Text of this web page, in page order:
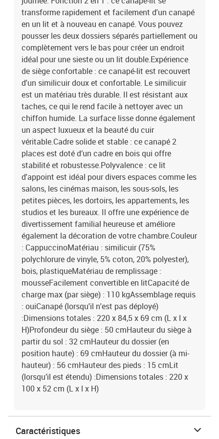
transforme rapidement et facilement d'un canapé
en un lit et à nouveau en canapé. Vous pouvez
pousser les deux dossiers séparés partiellement ou
complètement vers le bas pour créer un endroit
idéal pour une sieste ou un lit double.Expérience
de siège confortable : ce canapé-lit est recouvert
d'un similicuir doux et confortable. Le similicuir
est un matériau très durable. Il est résistant aux
taches, ce qui le rend facile à nettoyer avec un
chiffon humide. La surface lisse donne également
un aspect luxueux et la beauté du cuir
véritable.Cadre solide et stable : ce canapé 2
places est doté d’un cadre en bois qui offre
stabilité et robustesse.Polyvalence : ce lit
d'appoint est idéal pour divers espaces comme les
salons, les cinémas maison, les sous-sols, les
petites pièces, les dortoirs, les appartements, les
studios et les bureaux. Il offre une expérience de
divertissement familial heureuse et améliore
également la décoration de votre chambre.Couleur
: CappuccinoMatériau : similicuir (75%
polychlorure de vinyle, 5% coton, 20% polyester),
bois, plastiqueMatériau de remplissage :
mousseFacilement convertible en litCapacité de
charge max (par siège) : 110 kgAssemblage requis
: ouiCanapé (lorsqu'il n'est pas déployé)
:Dimensions totales : 220 x 84,5 x 69 cm (L x l x
H)Profondeur du siège : 50 cmHauteur du siège à
partir du sol : 32 cmHauteur du dossier (en
position haute) : 69 cmHauteur du dossier (à mi-
hauteur) : 56 cmHauteur des pieds : 15 cmLit
(lorsqu’il est étendu) :Dimensions totales : 220 x
100 x 52 cm (L x l x H)
Caractéristiques